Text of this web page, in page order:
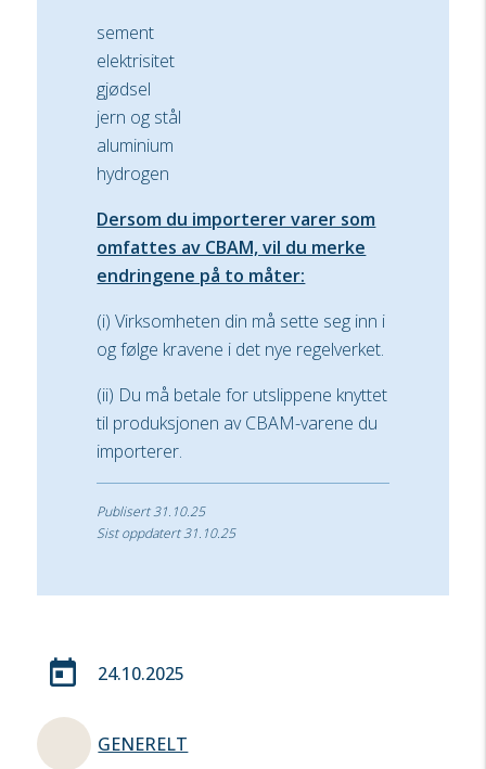
sement
elektrisitet
gjødsel
jern og stål
aluminium
hydrogen
Dersom du importerer varer som
omfattes av CBAM, vil du merke
endringene på to måter:
(i) Virksomheten din må sette seg inn i
og følge kravene i det nye regelverket.
(ii) Du må betale for utslippene knyttet
til produksjonen av CBAM-varene du
importerer.
Publisert 31.10.25
Sist oppdatert 31.10.25
today 24.10.2025
GENERELT